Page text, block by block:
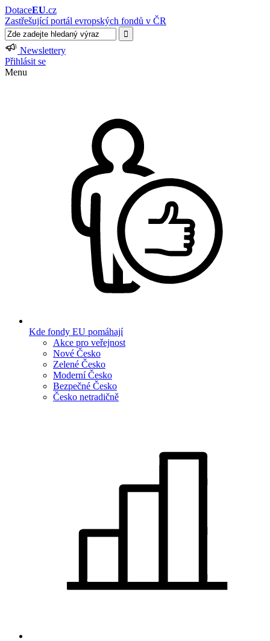
DotaceEU.cz
Zastřešující portál evropských fondů v ČR
Newslettery
Přihlásit se
Menu
Kde fondy EU pomáhají
Akce pro veřejnost
Nové Česko
Zelené Česko
Moderní Česko
Bezpečné Česko
Česko netradičně